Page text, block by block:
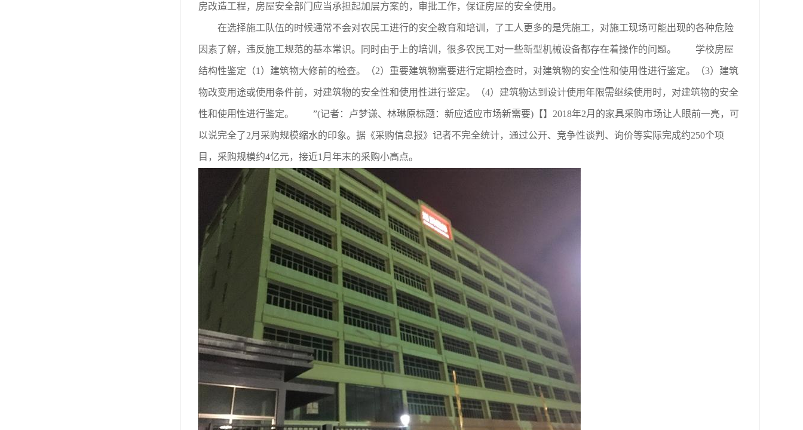
房改造工程，房屋安全部门应当承担起加层方案的，审批工作，保证房屋的安全使用。
在选择施工队伍的时候通常不会对农民工进行的安全教育和培训，了工人更多的是凭施工，对施工现场可能出现的各种危险
因素了解，违反施工规范的基本常识。同时由于上的培训，很多农民工对一些新型机械设备都存在着操作的问题。 学校房屋
结构性鉴定（1）建筑物大修前的检查。（2）重要建筑物需要进行定期检查时，对建筑物的安全性和使用性进行鉴定。（3）建筑
物改变用途或使用条件前，对建筑物的安全性和使用性进行鉴定。（4）建筑物达到设计使用年限需继续使用时，对建筑物的安全
性和使用性进行鉴定。 ”(记者：卢梦谦、林琳原标题：新应适应市场新需要)【】2018年2月的家具采购市场让人眼前一亮，可
以说完全了2月采购规模缩水的印象。据《采购信息报》记者不完全统计，通过公开、竞争性谈判、询价等实际完成约250个项
目，采购规模约4亿元，接近1月年末的采购小高点。